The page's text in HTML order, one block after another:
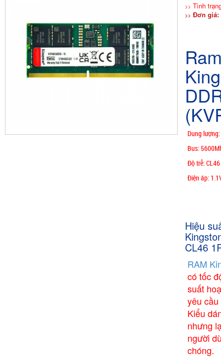
>> Tình
>> Đơn giá:
Dung
Bus:
Độ trễ: CL46
Điện áp:
Hiệu
CL46
RAM
có tốc
suất
yêu
Kiểu
nhưng
người
chóng.